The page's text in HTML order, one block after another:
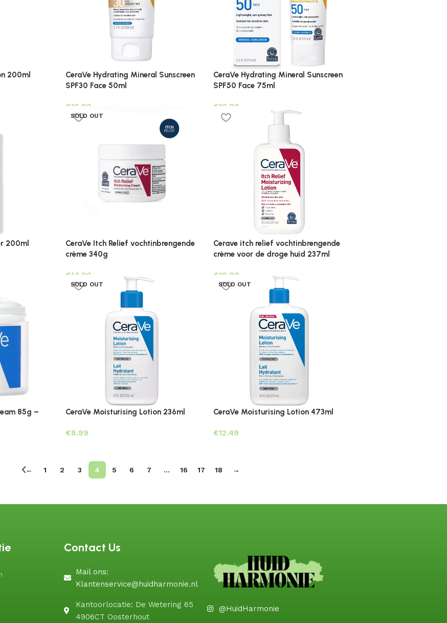
200ml
CeraVe Hydrating Mineral Sunscreen
SPF30 Face 50ml
€
CeraVe Hydrating Mineral Sunscreen
SPF50 Face 75ml
€
200ml
SOLD OUT
CeraVe Itch Relief vochtinbrengende
crème 340g
€
Cerave itch relief vochtinbrengende
crème voor de droge huid 237ml
€
85g –
SOLD OUT
CeraVe Moisturising Lotion 236ml
€
SOLD OUT
CeraVe Moisturising Lotion 473ml
€
← 1 2 3 4 5 6 7 … 16 17 18 →
Contact Us
Mail ons:
Klantenservice@huidharmonie.nl
Kantoorlocatie: De Wetering 65
4906CT Oosterhout
@HuidHarmonie